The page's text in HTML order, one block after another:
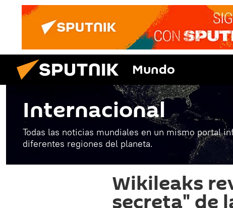
Mundo
Internacional
Todas las noticias mundiales en un mismo portal
diferentes regiones del planeta.
Wikileaks